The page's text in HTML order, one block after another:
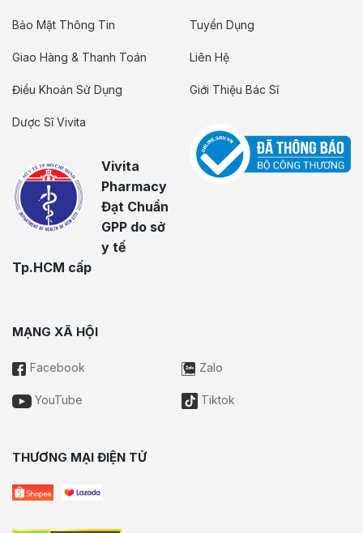
Bảo Mật Thông Tin
Giao Hàng & Thanh Toán
Điều Khoản Sử Dụng
Dược Sĩ Vivita
Vivita
Pharmacy
Đạt Chuẩn
GPP do sở
y tế
Tp.HCM cấp
Tuyển Dụng
Liên Hệ
Giới Thiệu Bác Sĩ
MẠNG XÃ HỘI
Facebook Zalo
YouTube Tiktok
THƯƠNG MẠI ĐIỆN TỬ